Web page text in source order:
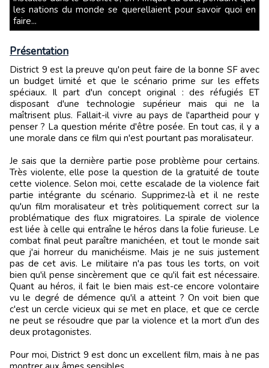
les nations du monde se querellaient pour savoir quoi en
faire...
Présentation
District 9 est la preuve qu'on peut faire de la bonne SF avec
un budget limité et que le scénario prime sur les effets
spéciaux. Il part d'un concept original : des réfugiés ET
disposant d'une technologie supérieur mais qui ne la
maîtrisent plus. Fallait-il vivre au pays de l'apartheid pour y
penser ? La question mérite d'être posée. En tout cas, il y a
une morale dans ce film qui n'est pourtant pas moralisateur.
Je sais que la dernière partie pose problème pour certains.
Très violente, elle pose la question de la gratuité de toute
cette violence. Selon moi, cette escalade de la violence fait
partie intégrante du scénario. Supprimez-là et il ne reste
qu'un film moralisateur et très politiquement correct sur la
problématique des flux migratoires. La spirale de violence
est liée à celle qui entraîne le héros dans la folie furieuse. Le
combat final peut paraître manichéen, et tout le monde sait
que j'ai horreur du manichéisme. Mais je ne suis justement
pas de cet avis. Le militaire n'a pas tous les torts, on voit
bien qu'il pense sincèrement que ce qu'il fait est nécessaire.
Quant au héros, il fait le bien mais est-ce encore volontaire
vu le degré de démence qu'il a atteint ? On voit bien que
c'est un cercle vicieux qui se met en place, et que ce cercle
ne peut se résoudre que par la violence et la mort d'un des
deux protagonistes.
Pour moi, District 9 est donc un excellent film, mais à ne pas